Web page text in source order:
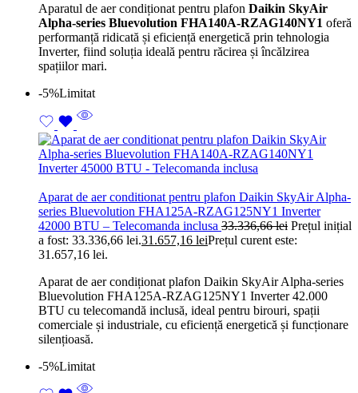
Aparatul de aer condiționat pentru plafon Daikin SkyAir
Alpha-series Bluevolution FHA140A-RZAG140NY1 oferă
performanță ridicată și eficiență energetică prin tehnologia
Inverter, fiind soluția ideală pentru răcirea și încălzirea
spațiilor mari.
-5%Limitat
Aparat de aer conditionat pentru plafon Daikin SkyAir Alpha-
series Bluevolution FHA125A-RZAG125NY1 Inverter
42000 BTU – Telecomanda inclusa 33.336,66lei Prețul inițial
a fost: 33.336,66 lei.31.657,16 leiPrețul curent este:
31.657,16 lei.
Aparat de aer condiționat plafon Daikin SkyAir Alpha-series
Bluevolution FHA125A-RZAG125NY1 Inverter 42.000
BTU cu telecomandă inclusă, ideal pentru birouri, spații
comerciale și industriale, cu eficiență energetică și funcționare
silențioasă.
-5%Limitat